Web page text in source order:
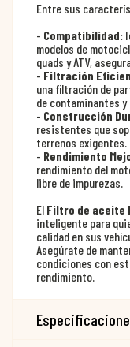
Entre sus
- Compatibilidad:
modelos de
quads y ATV,
- Filtración
una filtración de
de contaminantes
- Construcción
resistentes que
terrenos exigentes.
- Rendimiento
rendimiento del
libre de impurezas.
El Filtro de aceite
inteligente para
calidad en sus
Asegúrate de
condiciones con
rendimiento.